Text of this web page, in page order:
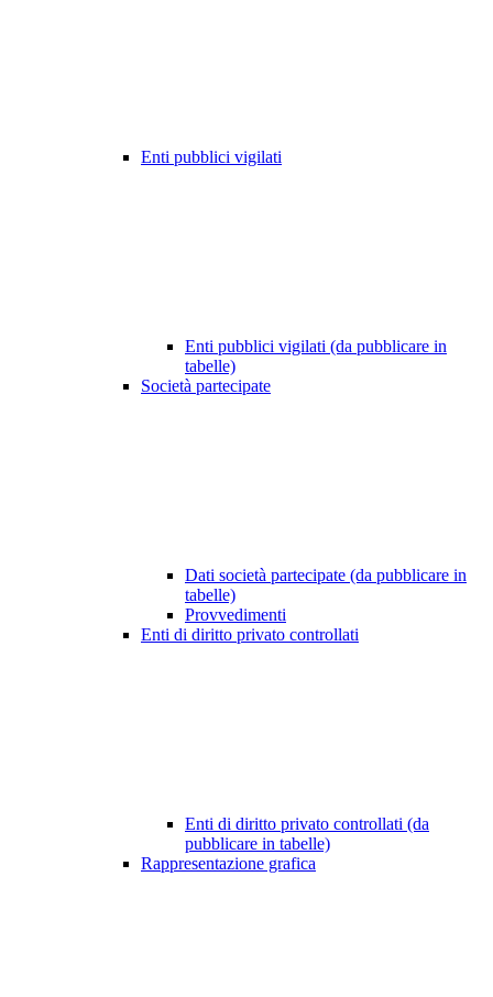
Enti pubblici vigilati
Enti pubblici vigilati (da pubblicare in
tabelle)
Società partecipate
Dati società partecipate (da pubblicare in
tabelle)
Provvedimenti
Enti di diritto privato controllati
Enti di diritto privato controllati (da
pubblicare in tabelle)
Rappresentazione grafica